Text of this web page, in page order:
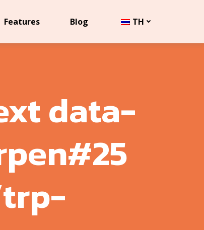
Features Blog TH
data-